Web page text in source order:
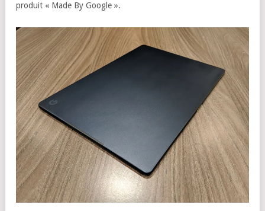
produit « Made By Google ».